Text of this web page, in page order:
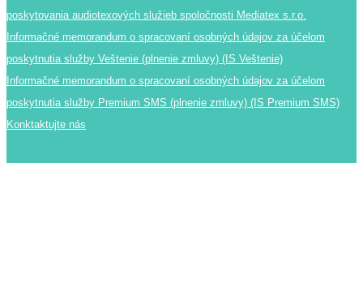
poskytovania audiotexových služieb spoločnosti Mediatex s.r.o.
Informačné memorandum o spracovaní osobných údajov za účelom
poskytnutia služby Veštenie (plnenie zmluvy) (IS Veštenie)
Informačné memorandum o spracovaní osobných údajov za účelom
poskytnutia služby Premium SMS (plnenie zmluvy) (IS Premium SMS)
Konktaktujte nás